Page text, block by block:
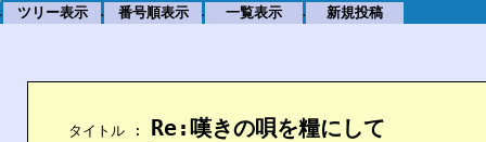
. ツリー表示 . 番号順表示 . 一覧表示 . 新規投稿
    タイトル :
Re:嘆きの唄を糧にして